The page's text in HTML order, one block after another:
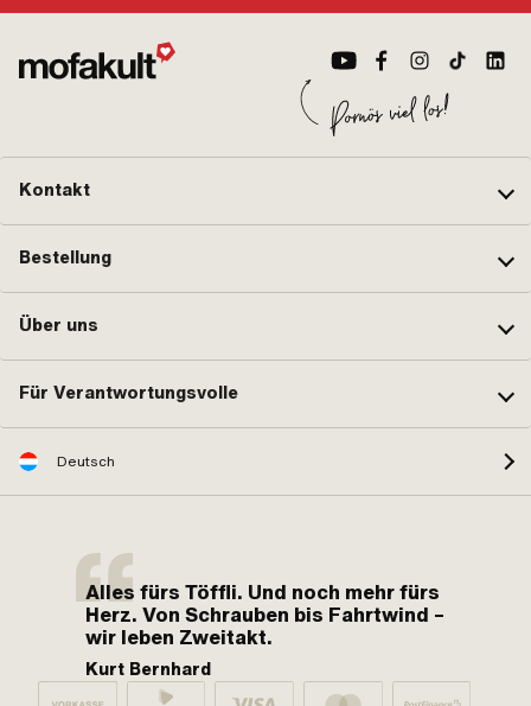
Kontakt
Bestellung
Über uns
Für Verantwortungsvolle
Deutsch
Alles fürs Töffli. Und noch mehr fürs
Herz. Von Schrauben bis Fahrtwind –
wir leben Zweitakt.
Kurt Bernhard